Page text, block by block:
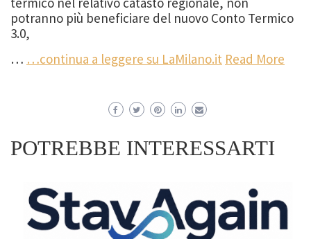
potranno più beneficiare del nuovo Conto Termico
3.0,
… …continua a leggere su LaMilano.it Read More
POTREBBE INTERESSARTI